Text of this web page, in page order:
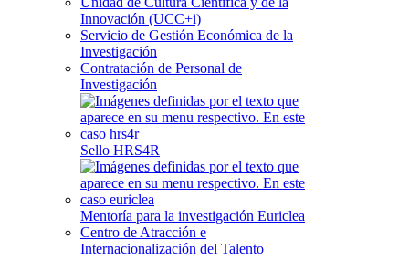
Innovación (UCC+i)
Servicio de Gestión Económica de la
Investigación
Contratación de Personal de
Investigación
Sello HRS4R
Mentoría para la investigación Euriclea
Centro de Atracción e
Internacionalización del Talento